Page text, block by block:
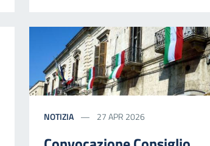
NOTIZIA 27 APR 2026